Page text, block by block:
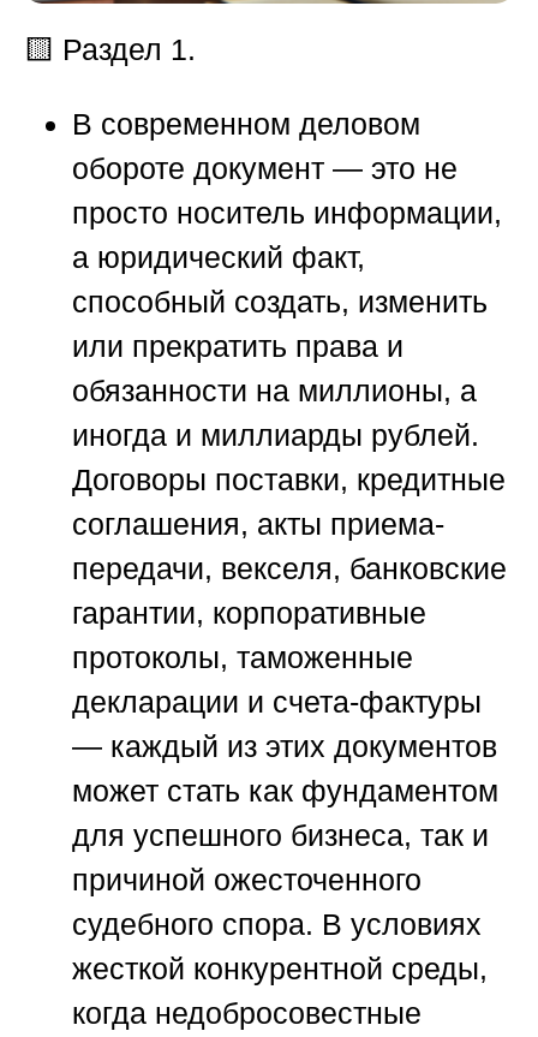
🟨 Раздел 1.
В современном деловом
обороте документ — это не
просто носитель информации,
а юридический факт,
способный создать, изменить
или прекратить права и
обязанности на миллионы, а
иногда и миллиарды рублей.
Договоры поставки, кредитные
соглашения, акты приема-
передачи, векселя, банковские
гарантии, корпоративные
протоколы, таможенные
декларации и счета-фактуры
— каждый из этих документов
может стать как фундаментом
для успешного бизнеса, так и
причиной ожесточенного
судебного спора. В условиях
жесткой конкурентной среды,
когда недобросовестные